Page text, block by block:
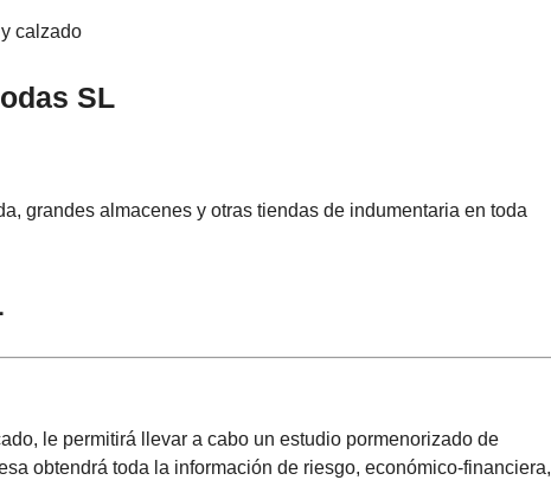
calzado
SL
grandes almacenes y otras tiendas de indumentaria en toda
le permitirá llevar a cabo un estudio pormenorizado de
obtendrá toda la información de riesgo, económico-financiera,